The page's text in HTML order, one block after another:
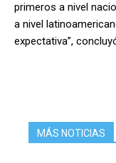
primeros a nivel
a nivel
expectativa”,
MÁS NOTICIAS